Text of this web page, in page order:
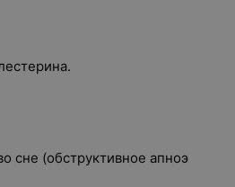
сне (обструктивное апноэ